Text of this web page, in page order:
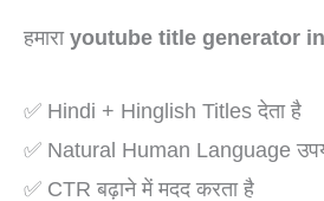
हमाराyoutube title generator
✅ Hindi + Hinglish Titles देता है
✅ Natural Human Language
✅ CTR बढ़ाने में मदद करता है